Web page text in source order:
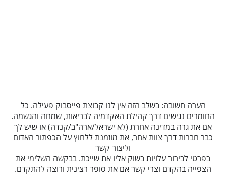
הערה חשובה: בשלב הזה אין לנו קבוצת פייסבוק פעילה. כל
החומרים נגישים דרך קהילת האקדמיה לבריאות, שמחה והגשמה.
אם את גרה במדינה אחרת (לא ישראל/ארה"ב/קנדה) או שיש לך
כבר חברות דרך צוות אחר, את מוזמנת ללחוץ על הכפתור האדום
וליצור קשר
בפרטי לבירור עלויות בשוק אליו את שייכת. בבקשה השלימי את
הצפייה בהקדם וצרי קשר אם את סופר רצינית ורוצה להתקדם.